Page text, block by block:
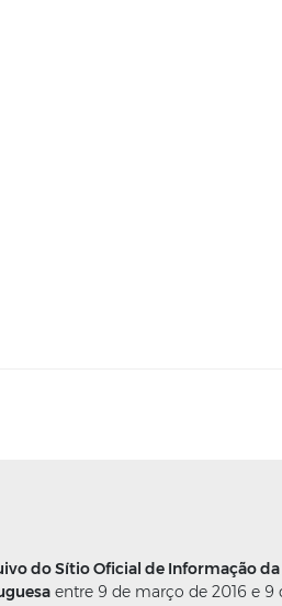
do Sítio Oficial de Informação
entre 9 de março de 2016 e 9